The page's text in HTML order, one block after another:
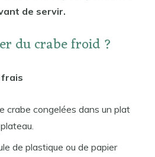
de servir.
du crabe froid ?
frais
crabe congelées dans un plat
de plastique ou de papier